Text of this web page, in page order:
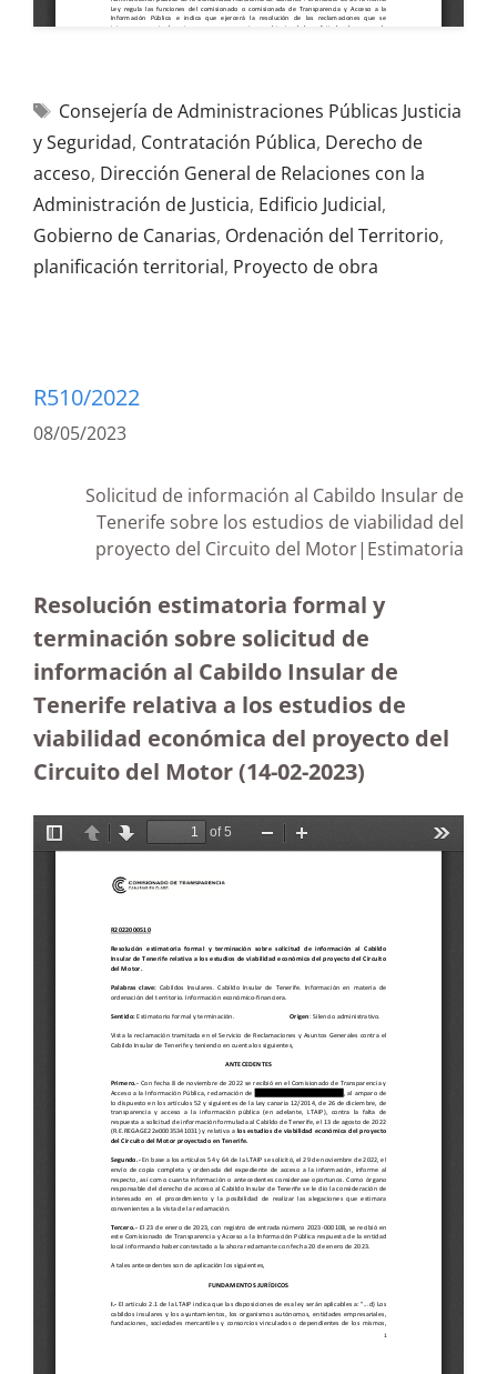
Consejería de Administraciones Públicas Justicia
y Seguridad, Contratación Pública, Derecho de
acceso, Dirección General de Relaciones con la
Administración de Justicia, Edificio Judicial,
Gobierno de Canarias, Ordenación del Territorio,
planificación territorial, Proyecto de obra
R510/2022
08/05/2023
Solicitud de información al Cabildo Insular de
Tenerife sobre los estudios de viabilidad del
proyecto del Circuito del Motor|Estimatoria
Resolución estimatoria formal y
terminación sobre solicitud de
información al Cabildo Insular de
Tenerife relativa a los estudios de
viabilidad económica del proyecto del
Circuito del Motor (14-02-2023)